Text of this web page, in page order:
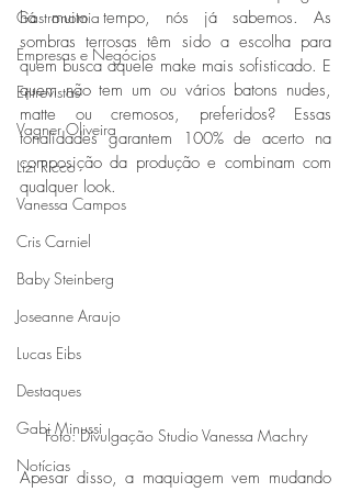
Gastronomia
Empresas e Negócios
Entrevistas
Vagner Oliveira
Lizi Ricco
Vanessa Campos
Cris Carniel
Baby Steinberg
Joseanne Araujo
Lucas Eibs
Destaques
Gabi Minussi
Notícias
há muito tempo, nós já sabemos. As
sombras terrosas têm sido a escolha para
quem busca aquele make mais sofisticado. E
quem não tem um ou vários batons nudes,
matte ou cremosos, preferidos? Essas
tonalidades garantem 100% de acerto na
composição da produção e combinam com
qualquer look.
Foto: Divulgação Studio Vanessa Machry
Apesar disso, a maquiagem vem mudando